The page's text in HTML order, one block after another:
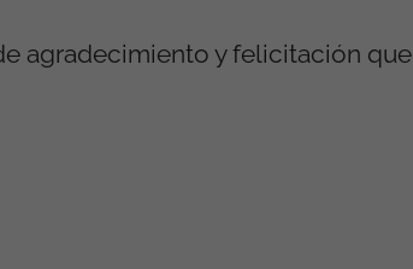
agradecimiento y felicitación que